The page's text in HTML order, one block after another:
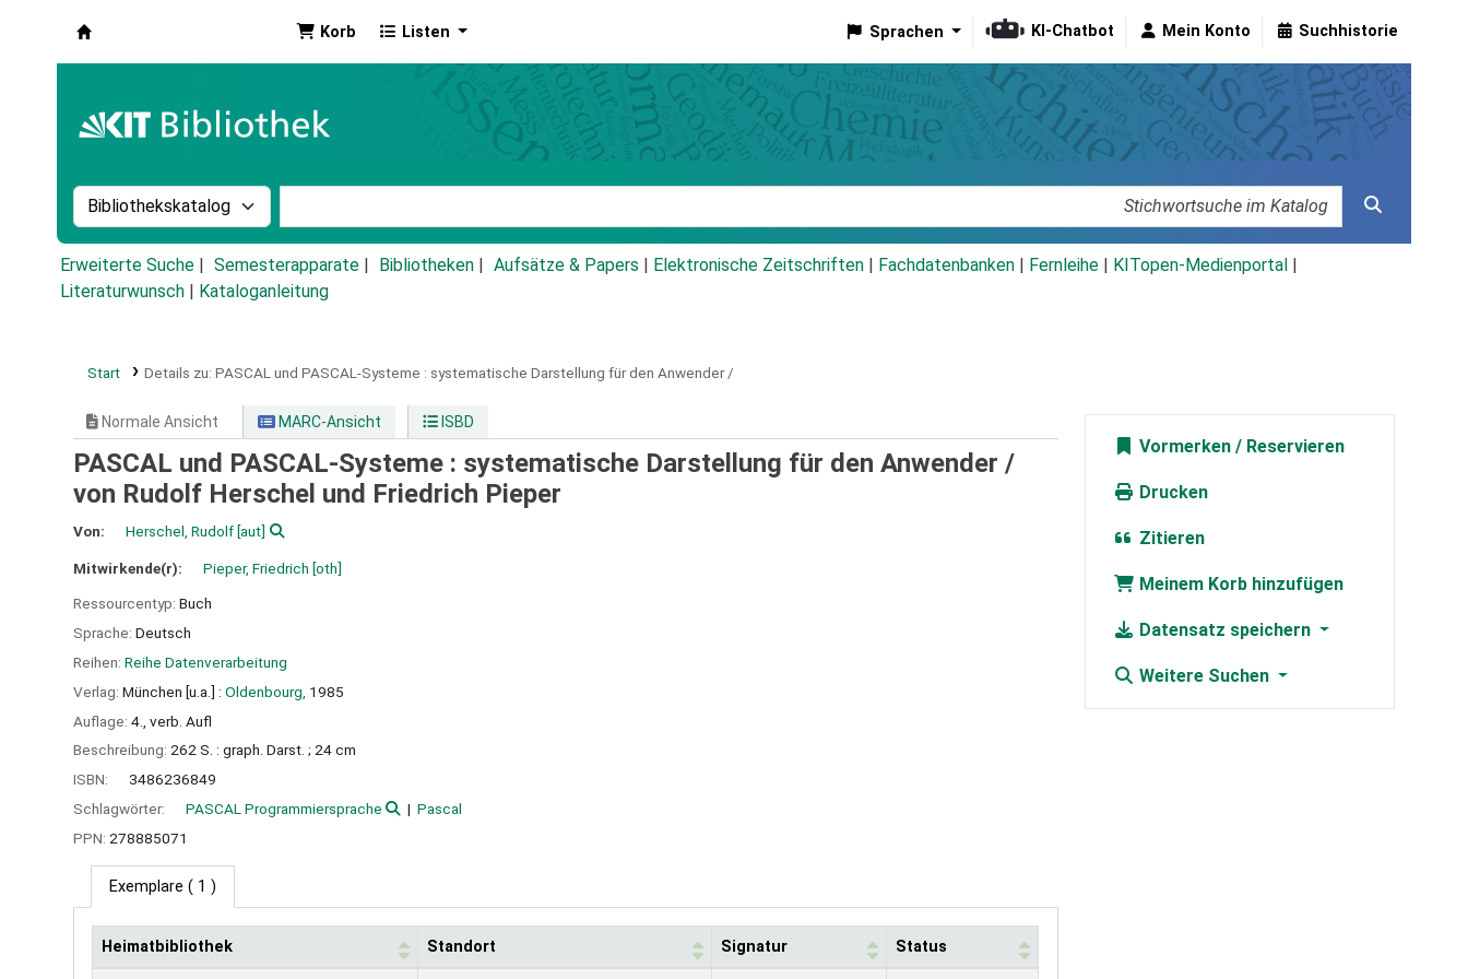
Korb Listen Sprachen KI-Chatbot Mein Konto Suchhistorie
Suche im Katalog nach:
Erweiterte Suche Semesterapparate Bibliotheken Aufsätze & Papers Elektronische Zeitschriften Fachdatenbanken Fernleihe KITopen-Medienportal
Literaturwunsch
Kataloganleitung
Start Details zu: PASCAL und PASCAL-Systeme : systematische Darstellung für den Anwender /
Normale Ansicht MARC-Ansicht ISBD
PASCAL und PASCAL-Systeme : systematische Darstellung für den Anwender /
von Rudolf Herschel und Friedrich Pieper
Von: Herschel, Rudolf[aut]
Mitwirkende(r): Pieper, Friedrich [oth]
Ressourcentyp: Buch
Sprache: Deutsch
Reihen: Reihe Datenverarbeitung
Verlag: München [u.a.] : Oldenbourg, 1985
Auflage: 4., verb. Aufl
Beschreibung: 262 S. : graph. Darst. ; 24 cm
ISBN:
3486236849
Schlagwörter:
PASCAL Programmiersprache
Pascal
PPN: 278885071
Exemplare ( 1 )
Heimatbibliothek Standort Signatur Status
Vormerken
Drucken
Zitieren
Meinem Korb hinzufügen
Datensatz speichern
Weitere Suchen